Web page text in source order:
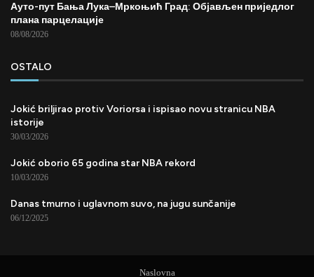
Ауто-пут Бања Лука–Мркоњић Град: Објављен приједлог
плана парцелације
08/08/2026
OSTALO
Jokić briljirao protiv Voriorsa i ispisao novu stranicu NBA
istorije
30/03/2026
Jokić oborio 65 godina star NBA rekord
10/03/2026
Danas tmurno i uglavnom suvo, na jugu sunčanije
06/12/2025
Naslovna